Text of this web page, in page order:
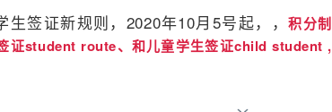
签证新规则， 2020年10月5号起， ，积分制
证student route、和儿童学生签证child student ,